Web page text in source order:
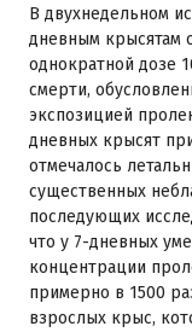
В двухнедельном
дневным крысятам
однократной дозе
смерти,
экспозицией
дневных крысят
отмечалось
существенных
последующих
что у 7-дневных
концентрации
примерно в 1500
взрослых крыс,